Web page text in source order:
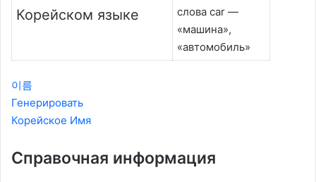
Корейском языке
слова car —
«машина»,
«автомобиль»
이름
Генерировать
Корейское Имя
Справочная информация